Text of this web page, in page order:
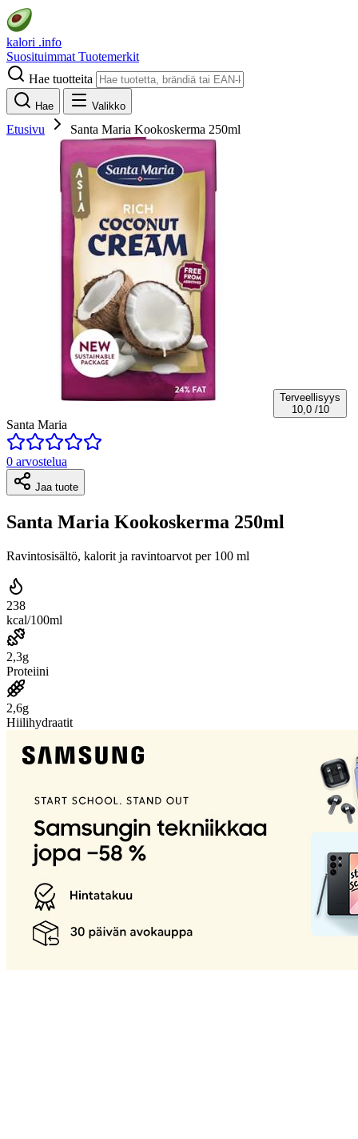
kalori .info
Suosituimmat Tuotemerkit
Hae tuotteita
Hae Valikko
Etusivu Santa Maria Kookoskerma 250ml
Terveellisyys
10,0 /10
Santa Maria
0 arvostelua
Jaa tuote
Santa Maria Kookoskerma 250ml
Ravintosisältö, kalorit ja ravintoarvot per 100 ml
238
kcal/100ml
2,3g
Proteiini
2,6g
Hiilihydraatit